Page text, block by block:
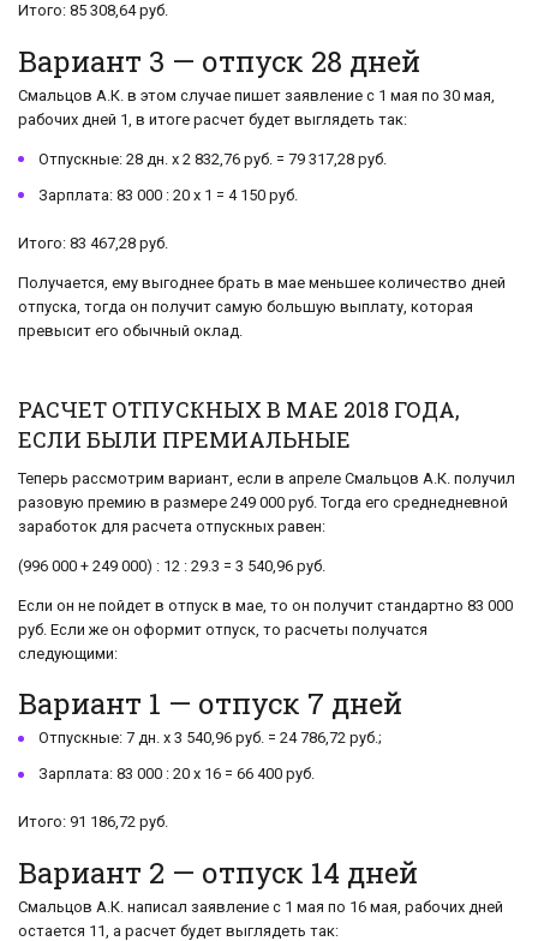
Итого: 85 308,64 руб.
Вариант 3 — отпуск 28 дней
Смальцов А.К. в этом случае пишет заявление с 1 мая по 30 мая,
рабочих дней 1, в итоге расчет будет выглядеть так:
Отпускные: 28 дн. х 2 832,76 руб. = 79 317,28 руб.
Зарплата: 83 000 : 20 х 1 = 4 150 руб.
Итого: 83 467,28 руб.
Получается, ему выгоднее брать в мае меньшее количество дней
отпуска, тогда он получит самую большую выплату, которая
превысит его обычный оклад.
РАСЧЕТ ОТПУСКНЫХ В МАЕ 2018 ГОДА,
ЕСЛИ БЫЛИ ПРЕМИАЛЬНЫЕ
Теперь рассмотрим вариант, если в апреле Смальцов А.К. получил
разовую премию в размере 249 000 руб. Тогда его среднедневной
заработок для расчета отпускных равен:
(996 000 + 249 000) : 12 : 29.3 = 3 540,96 руб.
Если он не пойдет в отпуск в мае, то он получит стандартно 83 000
руб. Если же он оформит отпуск, то расчеты получатся
следующими:
Вариант 1 — отпуск 7 дней
Отпускные: 7 дн. х 3 540,96 руб. = 24 786,72 руб.;
Зарплата: 83 000 : 20 х 16 = 66 400 руб.
Итого: 91 186,72 руб.
Вариант 2 — отпуск 14 дней
Смальцов А.К. написал заявление с 1 мая по 16 мая, рабочих дней
остается 11, а расчет будет выглядеть так: